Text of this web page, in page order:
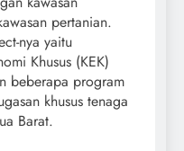
pertanian.
nya yaitu
Khusus (KEK)
beberapa program
khusus tenaga
Barat.